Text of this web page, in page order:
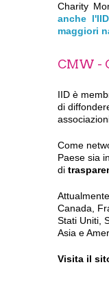
Charity
anche
maggiori
CMW -
IID è
di
Come
Paese sia
di
Canada,
Stati Uniti,
Asia e
Visita il